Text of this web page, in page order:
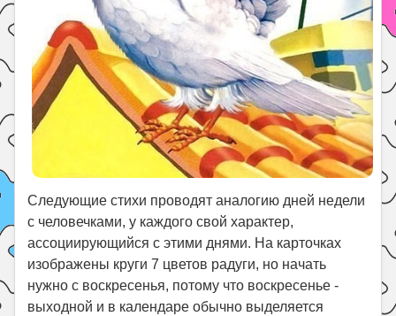
Следующие стихи проводят аналогию дней недели
с человечками, у каждого свой характер,
ассоциирующийся с этими днями. На карточках
изображены круги 7 цветов радуги, но начать
нужно с воскресенья, потому что воскресенье -
выходной и в календаре обычно выделяется